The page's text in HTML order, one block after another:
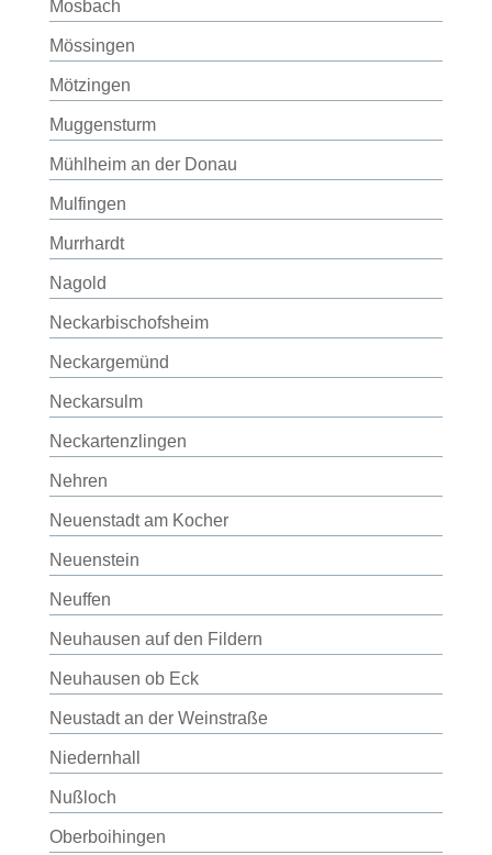
Mosbach
Mössingen
Mötzingen
Muggensturm
Mühlheim an der Donau
Mulfingen
Murrhardt
Nagold
Neckarbischofsheim
Neckargemünd
Neckarsulm
Neckartenzlingen
Nehren
Neuenstadt am Kocher
Neuenstein
Neuffen
Neuhausen auf den Fildern
Neuhausen ob Eck
Neustadt an der Weinstraße
Niedernhall
Nußloch
Oberboihingen